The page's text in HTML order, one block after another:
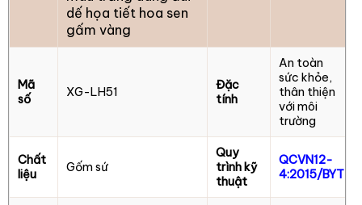
dế họa tiết hoa sen
gấm vàng
Mã
số
XG-LH51
Đặc
tính
An toàn
sức khỏe,
thân thiện
với môi
trường
Chất
liệu
Gốm sứ
Quy
trình kỹ
thuật
QCVN12-
4:2015/BYT